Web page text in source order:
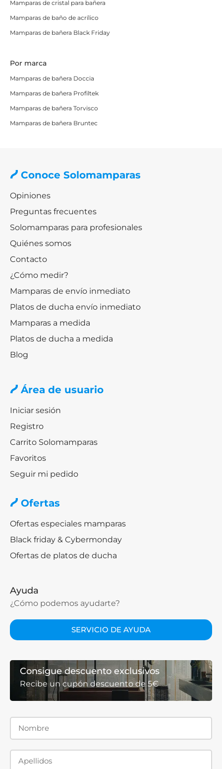
Con Solomamparas, la compra será fácil, cómoda y
experto que te acompañará en todo momento. No
comodidad a tu baño. Descubre ya todo lo que Profiltek
puede ofrecerte y haz tu pedido.
merecéis lo mejor!
Mamparas de cristal para bañera
Mamparas de baño de acrílico
Mamparas de bañera Black Friday
Por marca
Mamparas de bañera Doccia
Mamparas de bañera Profiltek
Mamparas de bañera Torvisco
Mamparas de bañera Bruntec
Conoce Solomamparas
Opiniones
Preguntas frecuentes
Solomamparas para profesionales
Quiénes somos
Contacto
¿Cómo medir?
Mamparas de envío inmediato
Platos de ducha envío inmediato
Mamparas a medida
Platos de ducha a medida
Blog
Área de usuario
Iniciar sesión
Registro
Carrito Solomamparas
Favoritos
Seguir mi pedido
Ofertas
Ofertas especiales mamparas
Black friday & Cybermonday
Ofertas de platos de ducha
Ayuda
¿Cómo podemos ayudarte?
SERVICIO DE AYUDA
Consigue descuento exclusivos
Recibe un cupón descuento de 5€